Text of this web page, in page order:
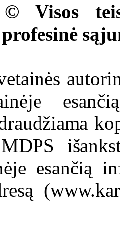
Visos
esančią